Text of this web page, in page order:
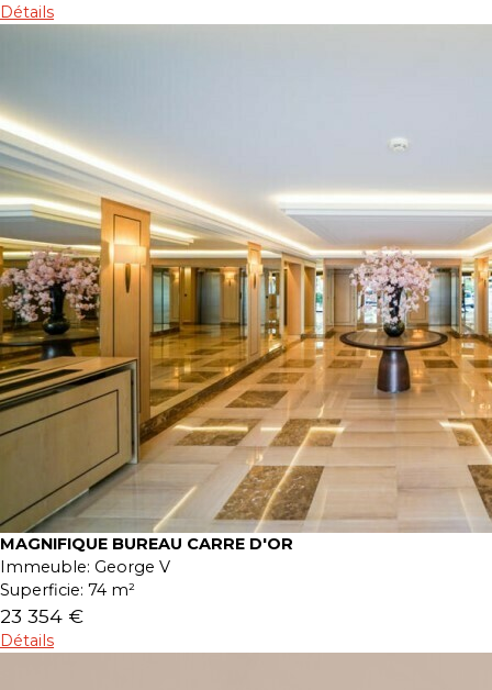
Détails
MAGNIFIQUE BUREAU CARRE D'OR
Immeuble: George V
Superficie: 74 m²
23 354 €
Détails